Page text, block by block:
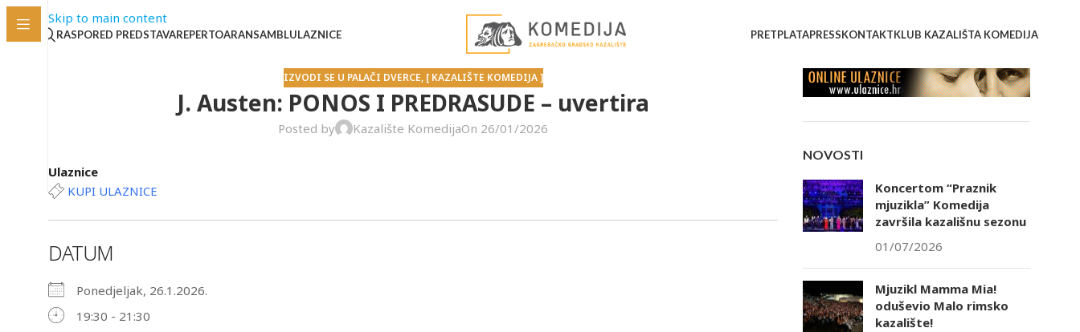
Skip to main content
RASPORED PREDSTAVAREPERTOARANSAMBLULAZNICE PRETPLATAPRESSKONTAKTKLUB KAZALIŠTA KOMEDIJA
IZVODI SE U PALAČI DVERCE, [ KAZALIŠTE KOMEDIJA ]
J. Austen: PONOS I PREDRASUDE – uvertira
Posted by Kazalište KomedijaOn 26/01/2026
Ulaznice
KUPI ULAZNICE
DATUM
Ponedjeljak, 26.1.2026.
19:30 - 21:30
NOVOSTI
Koncertom “Praznik
mjuzikla” Komedija
završila kazališnu sezonu
01/07/2026
Mjuzikl Mamma Mia!
oduševio Malo rimsko
kazalište!